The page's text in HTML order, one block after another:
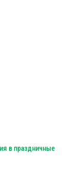
в праздничные